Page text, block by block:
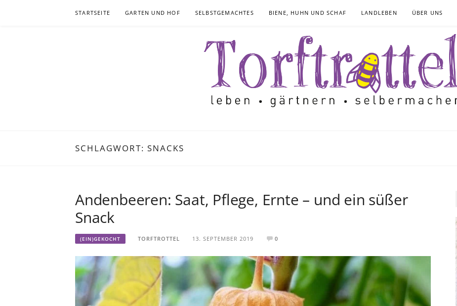
STARTSEITE GARTEN UND HOF SELBSTGEMACHTES BIENE, HUHN UND SCHAF LANDLEBEN ÜBER UNS
SCHLAGWORT: SNACKS
Andenbeeren: Saat, Pflege, Ernte – und ein süßer
Snack
(EIN)GEKOCHT TORFTROTTEL 13. SEPTEMBER 2019 0